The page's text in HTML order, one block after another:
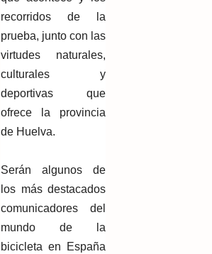
recorridos de la
prueba, junto con las
virtudes naturales,
culturales y
deportivas que
ofrece la provincia
de Huelva.
Serán algunos de
los más destacados
comunicadores del
mundo de la
bicicleta en España